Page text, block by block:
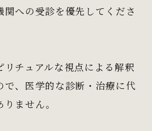
関への受診を優先してくださ
リチュアルな視点による解釈
で、医学的な診断・治療に代
ません。